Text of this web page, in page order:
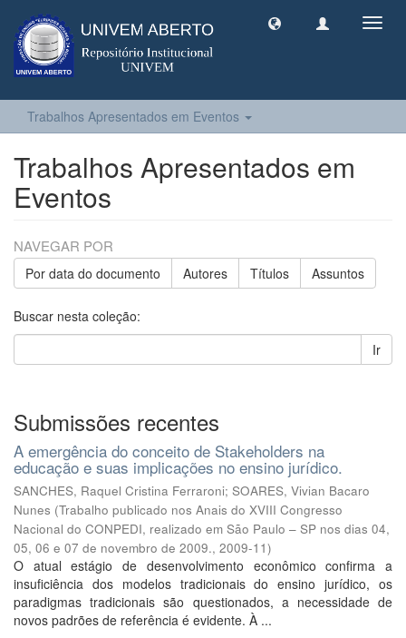
Trabalhos Apresentados em Eventos
Trabalhos Apresentados em
Eventos
NAVEGAR POR
Por data do documento Autores Títulos Assuntos
Buscar nesta coleção:
Ir
Submissões recentes
A emergência do conceito de Stakeholders na
educação e suas implicações no ensino jurídico.
SANCHES, Raquel Cristina Ferraroni; SOARES, Vivian Bacaro
Nunes (Trabalho publicado nos Anais do XVIII Congresso
Nacional do CONPEDI, realizado em São Paulo – SP nos dias 04,
05, 06 e 07 de novembro de 2009., 2009-11)
O atual estágio de desenvolvimento econômico confirma a
insuficiência dos modelos tradicionais do ensino jurídico, os
paradigmas tradicionais são questionados, a necessidade de
novos padrões de referência é evidente. À ...